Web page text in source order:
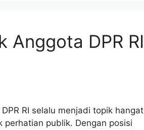
Anggota DPR RI
RI selalu menjadi topik hangat
perhatian publik. Dengan posisi